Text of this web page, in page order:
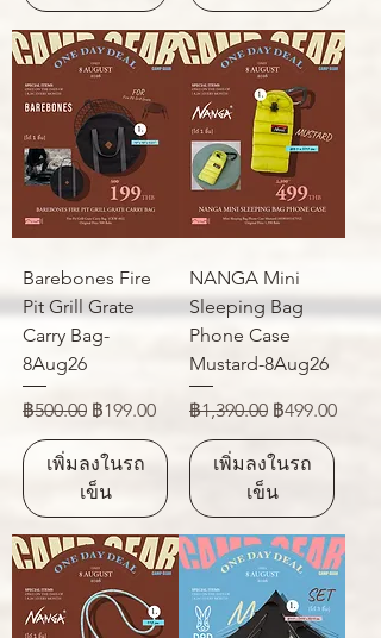
Barebones Fire
Pit Grill Grate
Carry Bag-
8Aug26
ราคาปกติ
฿500.00 ราคาขายลด
฿199.00
เพิ่มลงในรถ
เข็น
NANGA Mini
Sleeping Bag
Phone Case
Mustard-8Aug26
ราคาปกติ
฿1,390.00 ราคาขายลด
฿499.00
เพิ่มลงในรถ
เข็น